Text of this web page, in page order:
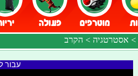
> אסטרטגיה > הקרב
עבור